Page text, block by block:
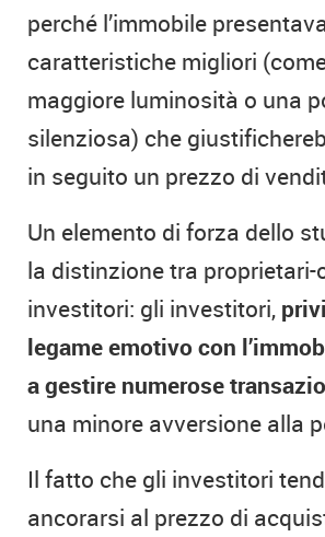
perché l’immobile
caratteristiche migliori
maggiore luminosità o una
silenziosa) che
in seguito un prezzo di
Un elemento di forza dello
la distinzione tra
investitori: gli investitori,
legame emotivo con
a gestire numerose
una minore avversione alla
Il fatto che gli investitori
ancorarsi al prezzo di